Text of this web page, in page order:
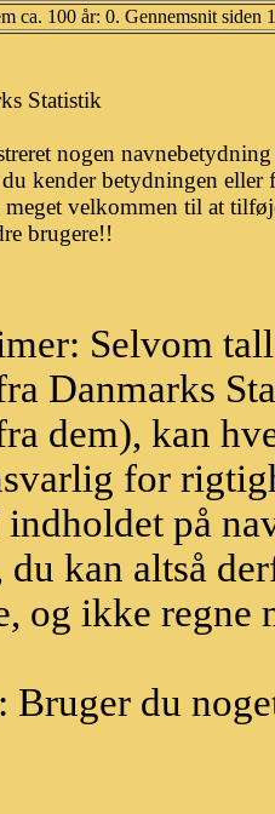
ca. 100 år: 0. Gennemsnit siden
Statistik
nogen
kender betydningen eller
meget velkommen til at
brugere!!
Selvom
Danmarks
dem), kan
for
indholdet på
du kan altså
og ikke regne
Bruger du